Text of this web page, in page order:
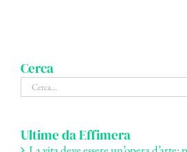
Cerca
Cerca
per:
Ultime da Effimera